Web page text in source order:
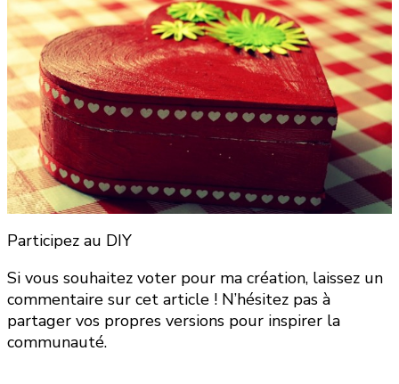
Participez au DIY
Si vous souhaitez voter pour ma création, laissez un
commentaire sur cet article ! N’hésitez pas à
partager vos propres versions pour inspirer la
communauté.